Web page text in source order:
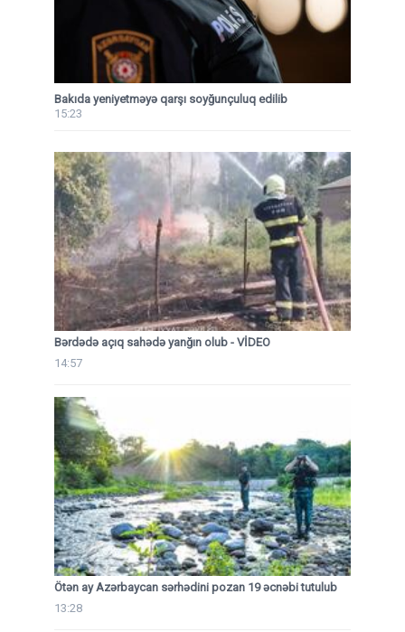
Bakıda yeniyetməyə qarşı soyğunçuluq edilib
15:23
Bərdədə açıq sahədə yanğın olub - VİDEO
14:57
Ötən ay Azərbaycan sərhədini pozan 19 əcnəbi tutulub
13:28